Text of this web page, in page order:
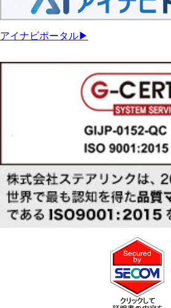
アイナビポータル▶